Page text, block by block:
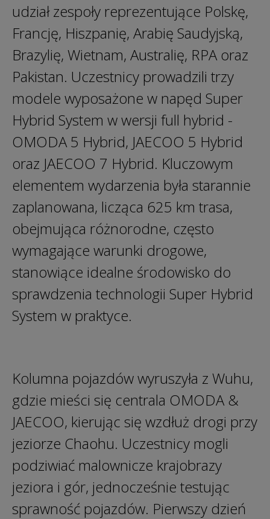
udział zespoły reprezentujące Polskę,
Francję, Hiszpanię, Arabię Saudyjską,
Brazylię, Wietnam, Australię, RPA oraz
Pakistan. Uczestnicy prowadzili trzy
modele wyposażone w napęd Super
Hybrid System w wersji full hybrid -
OMODA 5 Hybrid, JAECOO 5 Hybrid
oraz JAECOO 7 Hybrid. Kluczowym
elementem wydarzenia była starannie
zaplanowana, licząca 625 km trasa,
obejmująca różnorodne, często
wymagające warunki drogowe,
stanowiące idealne środowisko do
sprawdzenia technologii Super Hybrid
System w praktyce.
Kolumna pojazdów wyruszyła z Wuhu,
gdzie mieści się centrala OMODA &
JAECOO, kierując się wzdłuż drogi przy
jeziorze Chaohu. Uczestnicy mogli
podziwiać malownicze krajobrazy
jeziora i gór, jednocześnie testując
sprawność pojazdów. Pierwszy dzień